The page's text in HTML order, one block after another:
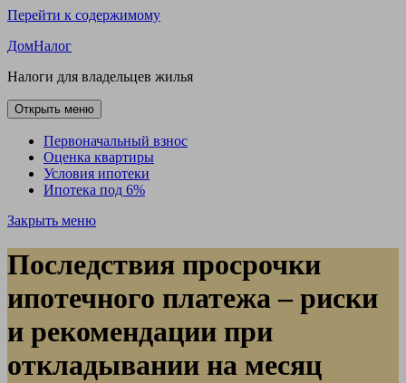
Перейти к содержимому
ДомНалог
Налоги для владельцев жилья
Открыть меню
Первоначальный взнос
Оценка квартиры
Условия ипотеки
Ипотека под 6%
Закрыть меню
Последствия просрочки
ипотечного платежа – риски
и рекомендации при
откладывании на месяц